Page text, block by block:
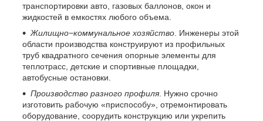
транспортировки авто, газовых баллонов, окон и
жидкостей в емкостях любого объема.
Жилищно−коммунальное хозяйство . Инженеры этой
области производства конструируют из профильных
труб квадратного сечения опорные элементы для
теплотрасс, детские и спортивные площадки,
автобусные остановки.
Производство разного профиля . Нужно срочно
изготовить рабочую «приспособу», отремонтировать
оборудование, соорудить конструкцию или укрепить